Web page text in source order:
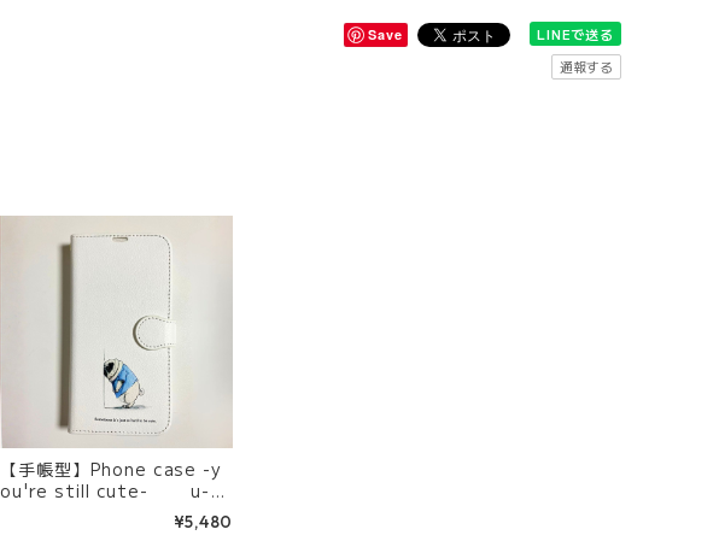
Save
LINEで送る
通報する
【手帳型】Phone case -y
ou're still cute- u-p
¥5,480